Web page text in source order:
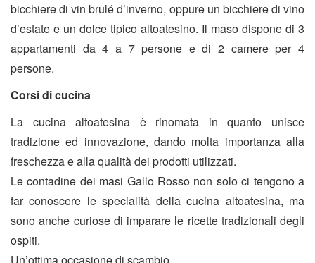
bicchiere di vin brulé d’inverno, oppure un bicchiere di vino
d’estate e un dolce tipico altoatesino. Il maso dispone di 3
appartamenti da 4 a 7 persone e di 2 camere per 4
persone.
Corsi di cucina
La cucina altoatesina è rinomata in quanto unisce
tradizione ed innovazione, dando molta importanza alla
freschezza e alla qualità dei prodotti utilizzati.
Le contadine dei masi Gallo Rosso non solo ci tengono a
far conoscere le specialità della cucina altoatesina, ma
sono anche curiose di imparare le ricette tradizionali degli
ospiti.